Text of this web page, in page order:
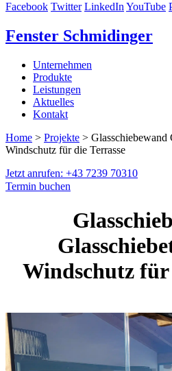
Facebook Twitter LinkedInYouTube
Fenster Schmidinger
Unternehmen
Produkte
Leistungen
Aktuelles
Kontakt
Home > Projekte > Glasschiebewand
Windschutz für die Terrasse
Jetzt anrufen: +43 7239 70310
Termin buchen
Windschutz für